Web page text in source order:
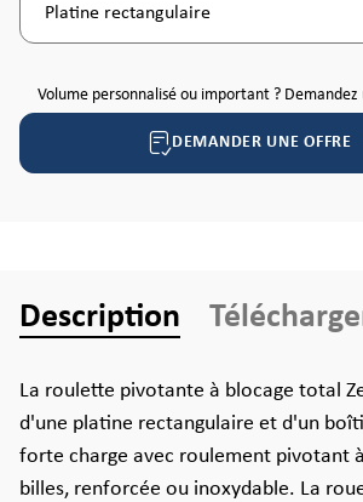
Platine rectangulaire
Volume personnalisé ou important ?
DEMANDER UNE OFFRE
Description
La roulette pivotante à blocage total
d'une platine rectangulaire et d'un
forte charge avec roulement pivotant
billes, renforcée ou inoxydable. La